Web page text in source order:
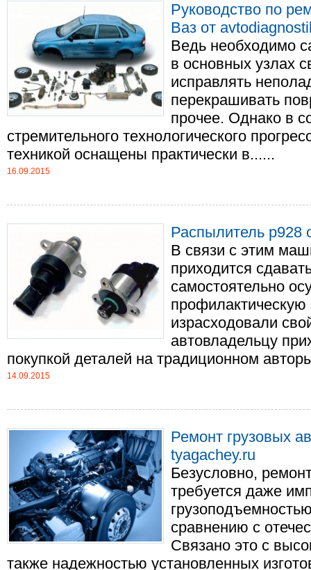
Руководство по
Ваз от
Ведь необходимо
в основных узлах
исправлять
перекрашивать
прочее. Однако в
стремительного технологического
техникой оснащены практически в......
16.09.2015
Распылитель p928
В связи с этим
приходится
самостоятельно
профилактическую
израсходовали
автовладельцу
покупкой деталей на традиционном
14.09.2015
Ремонт грузовых
tyagachey.ru
Безусловно,
требуется даже
сравнению с
Связано это с
также надежностью установленных